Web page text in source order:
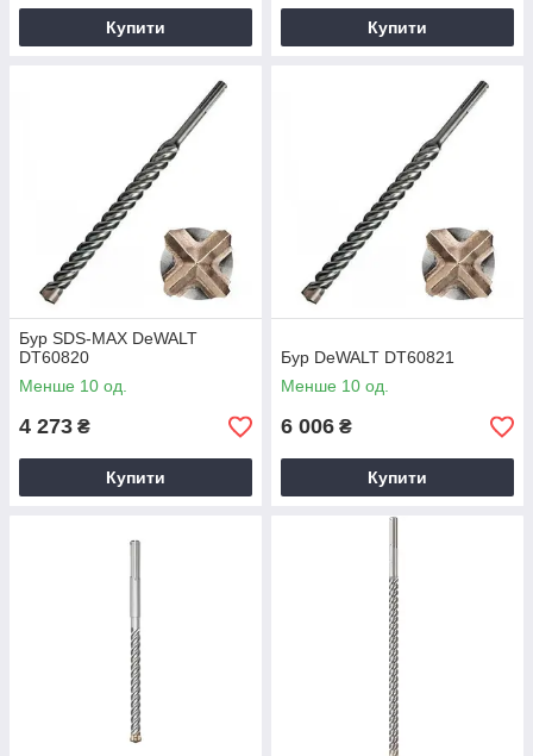
Купити Купити
Бур SDS-MAX DeWALT
DT60820
Менше 10 од.
4 273 ₴
Купити
Бур DeWALT DT60821
Менше 10 од.
6 006 ₴
Купити